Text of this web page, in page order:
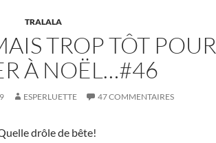
TRALALA
TROP TÔT POUR
À NOËL…#46
ESPERLUETTE 47 COMMENTAIRES
drôle de bête!